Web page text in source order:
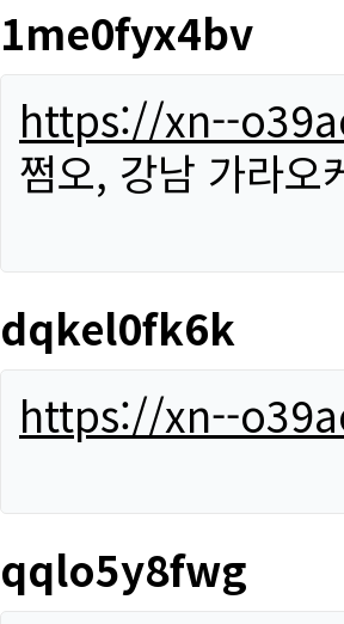
1me0fyx4bv
https://xn--
쩜오, 강남 가라오
dqkel0fk6k
https://xn--
qqlo5y8fwg